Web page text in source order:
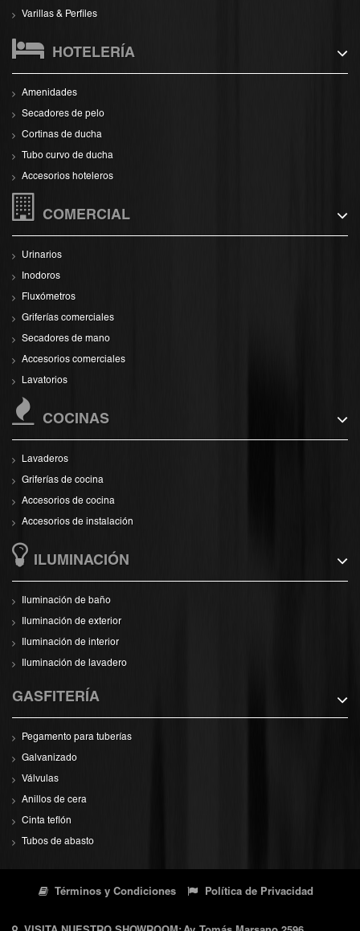
Varillas & Perfiles
HOTELERÍA
Amenidades
Secadores de pelo
Cortinas de ducha
Tubo curvo de ducha
Accesorios hoteleros
COMERCIAL
Urinarios
Inodoros
Fluxómetros
Griferías comerciales
Secadores de mano
Accesorios comerciales
Lavatorios
COCINAS
Lavaderos
Griferías de cocina
Accesorios de cocina
Accesorios de instalación
ILUMINACIÓN
Iluminación de baño
Iluminación de exterior
Iluminación de interior
Iluminación de lavadero
GASFITERÍA
Pegamento para tuberías
Galvanizado
Válvulas
Anillos de cera
Cinta teflón
Tubos de abasto
Términos y Condiciones Política de Privacidad